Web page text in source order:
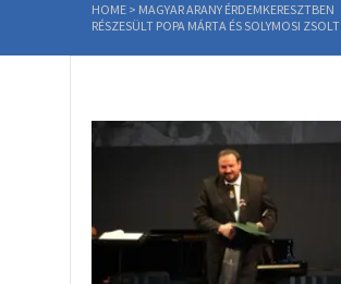
HOME > MAGYAR ARANY ÉRDEMKERESZTBEN
RÉSZESÜLT POPA MÁRTA ÉS SOLYMOSI ZSOLT